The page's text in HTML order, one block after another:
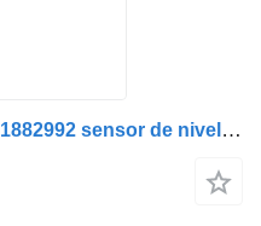
Scania flotadores de tanque 1882992 sensor de nivel de combustible para camión